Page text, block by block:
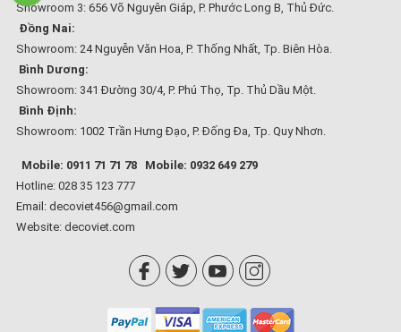
Showroom 3: 656 Võ Nguyên Giáp, P. Phước Long B, Thủ Đức.
Đồng Nai:
Showroom: 24 Nguyễn Văn Hoa, P. Thống Nhất, Tp. Biên Hòa.
Bình Dương:
Showroom: 341 Đường 30/4, P. Phú Thọ, Tp. Thủ Dầu Một.
Bình Định:
Showroom: 1002 Trần Hưng Đạo, P. Đống Đa, Tp. Quy Nhơn.
Mobile: 0911 71 71 78
Mobile: 0932 649 279
Hotline: 028 35 123 777
Email: decoviet456@gmail.com
Website: decoviet.com